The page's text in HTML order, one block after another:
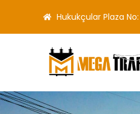
Hukukçular Plaza